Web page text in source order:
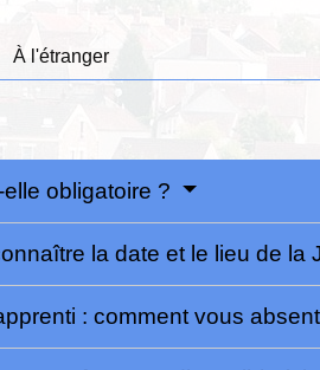
À l'étranger
obligatoire ?
la date et le lieu de la
: comment vous